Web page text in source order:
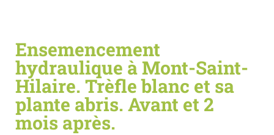
Ensemencement
hydraulique à Mont-Saint-
Hilaire. Trèfle blanc et sa
plante abris. Avant et 2
mois après.